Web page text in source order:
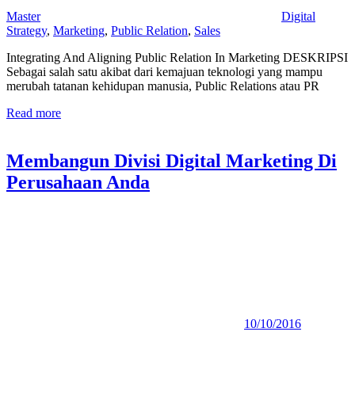
Master
Digital
Strategy, Marketing, Public Relation, Sales
Integrating And Aligning Public Relation In Marketing DESKRIPSI
Sebagai salah satu akibat dari kemajuan teknologi yang mampu
merubah tatanan kehidupan manusia, Public Relations atau PR
Read more
Membangun Divisi Digital Marketing Di
Perusahaan Anda
10/10/2016